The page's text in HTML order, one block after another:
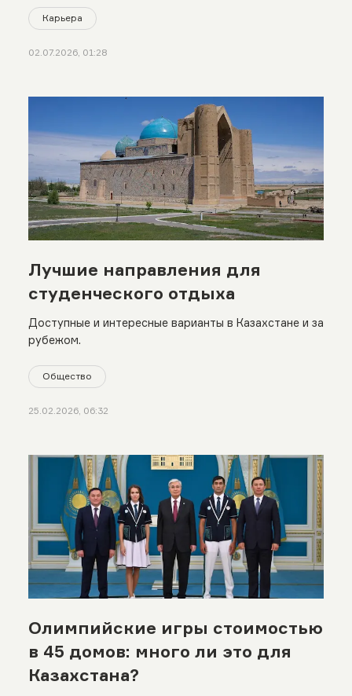
Карьера
02.07.2026, 01:28
Лучшие направления для
студенческого отдыха
Доступные и интересные варианты в Казахстане и за
рубежом.
Общество
25.02.2026, 06:32
Олимпийские игры стоимостью
в 45 домов: много ли это для
Казахстана?